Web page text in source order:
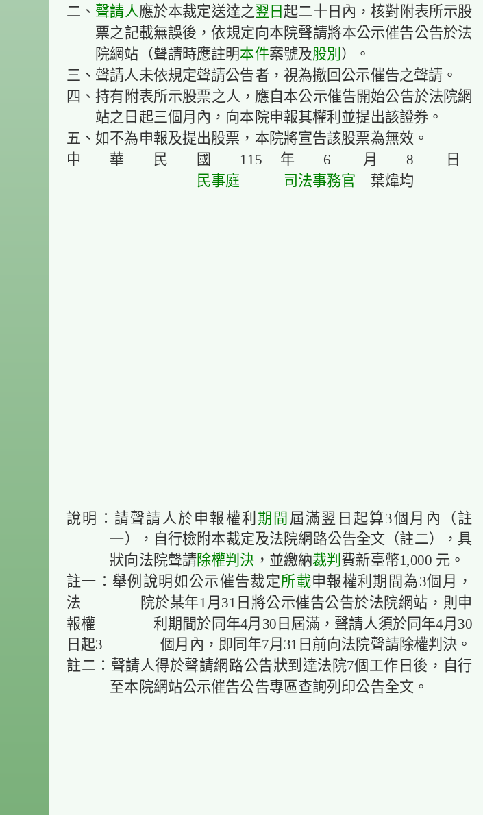
二、 聲請人應於本裁定送達之翌日 起二十日內，核對附表所示股
票之記載無誤後，依規定向本院聲請將本公示催告公告於法
院網站（聲請時應註明本件案號及股別 ）。
三、聲請人未依規定聲請公告者，視為撤回公示催告之聲請。
四、持有附表所示股票之人，應自本公示催告開始公告於法院網
站之日起三個月內，向本院申報其權利並提出該證券。
五、如不為申報及提出股票，本院將宣告該股票為無效。
中 華 民 國 115 年 6 月 8 日
民事庭
司法事務官 葉煒均
說明：請聲請人於申報權利期間 屆滿翌日起算3個月內（註
一），自行檢附本裁定及法院網路公告全文（註二），具
狀向法院聲請除權判決 ，並繳納裁判 費新臺幣1,000 元。
註一：舉例說明如公示催告裁定所載申報權利期間為3個月，
法 院於某年1月31日將公示催告公告於法院網站，則申
報權 利期間於同年4月30日屆滿，聲請人須於同年4月30
日起3 個月內，即同年7月31日前向法院聲請除權判決。
註二：聲請人得於聲請網路公告狀到達法院7個工作日後，自行
至本院網站公示催告公告專區查詢列印公告全文。